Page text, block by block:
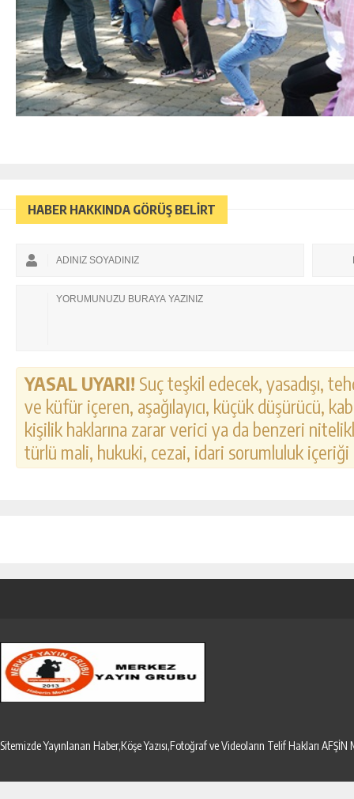
HABER HAKKINDA GÖRÜŞ BELİRT
YASAL UYARI! Suç teşkil edecek, yasadışı,
ve küfür içeren, aşağılayıcı, küçük düşürücü,
kişilik haklarına zarar verici ya da benzeri
türlü mali, hukuki, cezai, idari sorumluluk
Sitemizde Yayınlanan Haber,Köşe Yazısı,Fotoğraf ve Videoların Telif Hakları